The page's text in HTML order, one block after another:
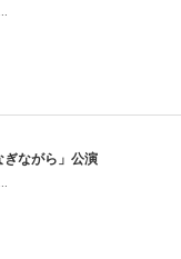
ぎながら」公演